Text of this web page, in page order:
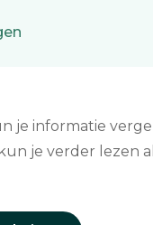
je informatie
je verder lezen